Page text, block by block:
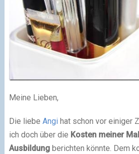
Meine Lieben,
Die liebe Angihat schon vor einiger
ich doch über die Kosten meiner
Ausbildungberichten könnte. Dem